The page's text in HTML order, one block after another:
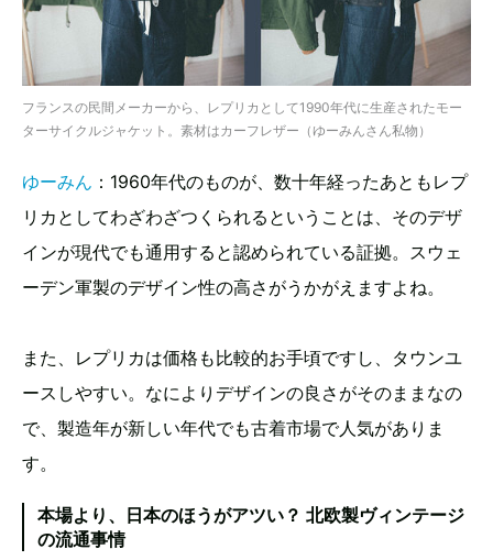
フランスの民間メーカーから、レプリカとして1990年代に生産されたモー
ターサイクルジャケット。素材はカーフレザー（ゆーみんさん私物）
ゆーみん ：1960年代のものが、数十年経ったあともレプ
リカとしてわざわざつくられるということは、そのデザ
インが現代でも通用すると認められている証拠。スウェ
ーデン軍製のデザイン性の高さがうかがえますよね。
また、レプリカは価格も比較的お手頃ですし、タウンユ
ースしやすい。なによりデザインの良さがそのままなの
で、製造年が新しい年代でも古着市場で人気がありま
す。
本場より、日本のほうがアツい？ 北欧製ヴィンテージ
の流通事情